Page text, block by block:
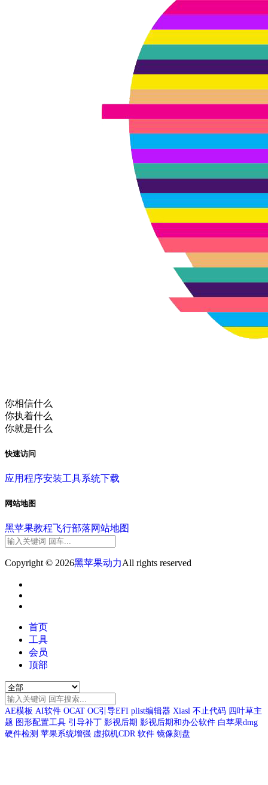
你相信什么
你执着什么
你就是什么
快速访问
应用程序安装工具系统下载
网站地图
黑苹果教程飞行部落网站地图
Copyright © 2026黑苹果动力All rights reserved
首页
工具
会员
顶部
AE模板 AI软件 OCAT OC引导EFI plist编辑器 Xiasl 不止代码 四叶草主
题 图形配置工具 引导补丁 影视后期 影视后期和办公软件 白苹果dmg
硬件检测 苹果系统增强 虚拟机CDR 软件 镜像刻盘